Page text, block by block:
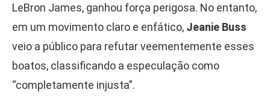
LeBron James, ganhou força perigosa. No entanto,
em um movimento claro e enfático, Jeanie Buss
veio a público para refutar veementemente esses
boatos, classificando a especulação como
“completamente injusta”.